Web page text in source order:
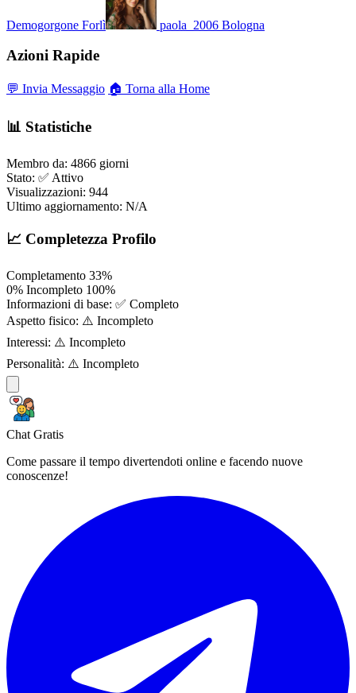
Demogorgone Forlì paola_2006 Bologna
Azioni Rapide
💬 Invia Messaggio 🏠 Torna alla Home
📊 Statistiche
Membro da: 4866 giorni
Stato: ✅ Attivo
Visualizzazioni: 944
Ultimo aggiornamento: N/A
📈 Completezza Profilo
Completamento 33%
0% Incompleto 100%
Informazioni di base: ✅ Completo
Aspetto fisico: ⚠️ Incompleto
Interessi: ⚠️ Incompleto
Personalità: ⚠️ Incompleto
Chat Gratis
Come passare il tempo divertendoti online e facendo nuove
conoscenze!